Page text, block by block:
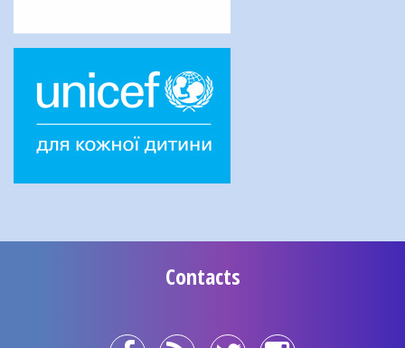
Contacts